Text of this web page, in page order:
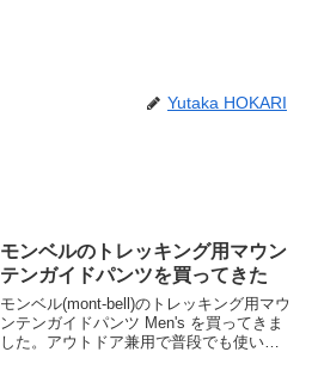
Yutaka HOKARI
モンベルのトレッキング用マウン
テンガイドパンツを買ってきた
モンベル(mont-bell)のトレッキング用マウ
ンテンガイドパンツ Men's を買ってきま
した。アウトドア兼用で普段でも使いや